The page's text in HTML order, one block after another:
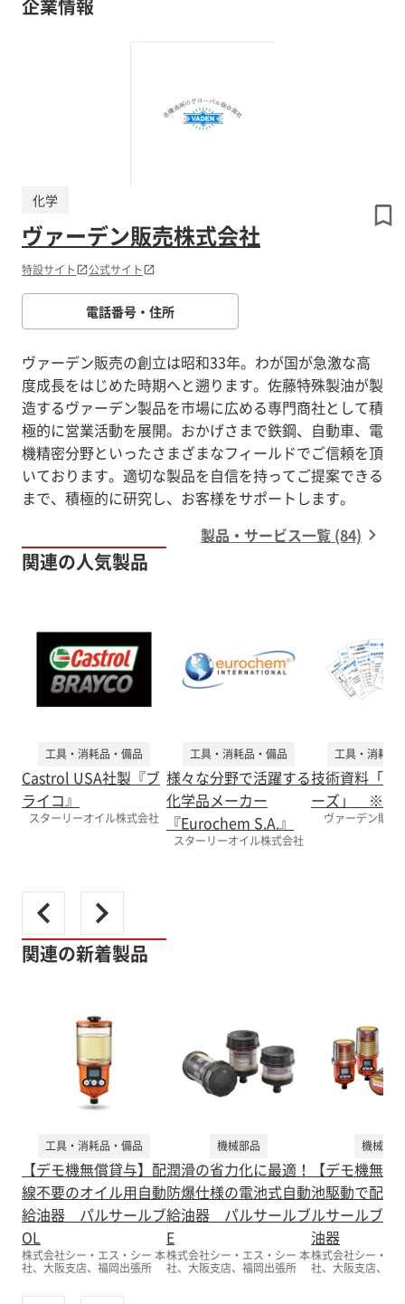
企業情報
ヴァーデン販売株式会社
化学
特設サイト 公式サイト
電話番号・住所
ヴァーデン販売の創立は昭和33年。わが国が急激な高
度成長をはじめた時期へと遡ります。佐藤特殊製油が製
造するヴァーデン製品を市場に広める専門商社として積
極的に営業活動を展開。おかげさまで鉄鋼、自動車、電
機精密分野といったさまざまなフィールドでご信頼を頂
いております。適切な製品を自信を持ってご提案できる
まで、積極的に研究し、お客様をサポートします。
製品・サービス一覧 (84)
関連の人気製品
工具・消耗品・備品
Castrol USA社製『ブ
ライコ』
スターリーオイル株式会社
工具・消耗品・備品
様々な分野で活躍する
化学品メーカー
『Eurochem S.A.』
スターリーオイル株式会社
工具・消耗品
技術資料「い
ーズ」 ※無
ヴァーデン販売
関連の新着製品
工具・消耗品・備品
【デモ機無償貸与】配
線不要のオイル用自動
給油器 パルサールブ
OL
株式会社シー・エス・シー 本
社、大阪支店、福岡出張所
機械部品
潤滑の省力化に最適！
防爆仕様の電池式自動
給油器 パルサールブ
E
株式会社シー・エス・シー 本
社、大阪支店、福岡出張所
機械部品
【デモ機無
池駆動で配
ルサールブM
油器
株式会社シー・エ
社、大阪支店、福